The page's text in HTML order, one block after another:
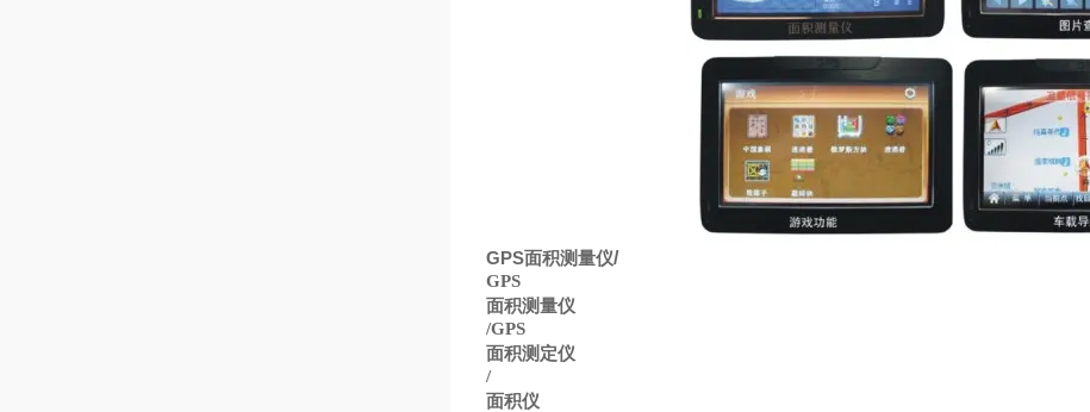
GPS面积测量仪/
GPS
面积测量仪
/GPS
面积测定仪
/
面积仪